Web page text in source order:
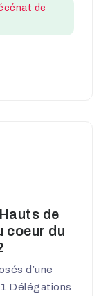
de
de
coeur du
d’une
Délégations